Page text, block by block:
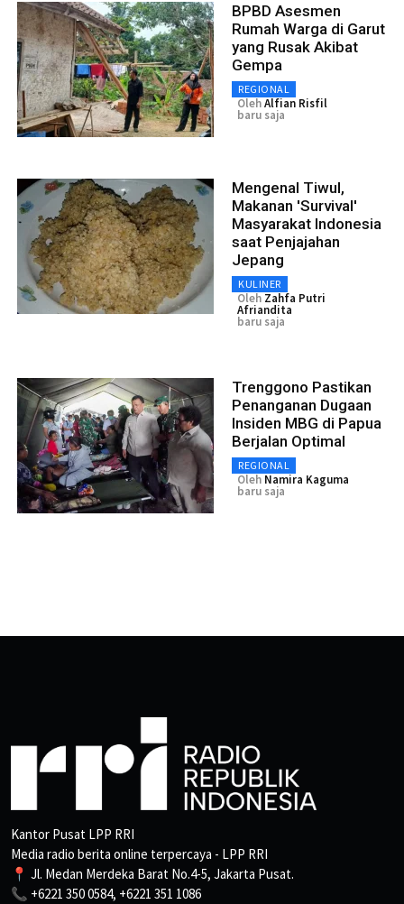
BPBD Asesmen
Rumah Warga di Garut
yang Rusak Akibat
Gempa
REGIONAL
OlehAlfian Risfil
baru saja
Mengenal Tiwul,
Makanan 'Survival'
Masyarakat Indonesia
saat Penjajahan
Jepang
KULINER
Oleh Zahfa Putri
Afriandita
baru saja
Trenggono Pastikan
Penanganan Dugaan
Insiden MBG di Papua
Berjalan Optimal
REGIONAL
Oleh Namira Kaguma
baru saja
Kantor Pusat LPP RRI
Media radio berita online terpercaya - LPP RRI
📍 Jl. Medan Merdeka Barat No.4-5, Jakarta Pusat.
📞 +6221 350 0584, +6221 351 1086